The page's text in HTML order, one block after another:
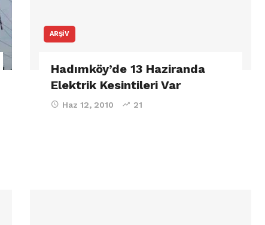
ARŞIV
Hadımköy’de 13 Haziranda
Elektrik Kesintileri Var
Haz 12, 2010 21